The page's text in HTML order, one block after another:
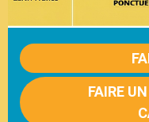
FAIRE